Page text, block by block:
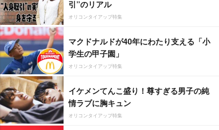
引”のリアル
オリコンタイアップ特集
マクドナルドが40年にわたり支える「小
学生の甲子園」
オリコンタイアップ特集
イケメンてんこ盛り！尊すぎる男子の純
情ラブに胸キュン
オリコンタイアップ特集